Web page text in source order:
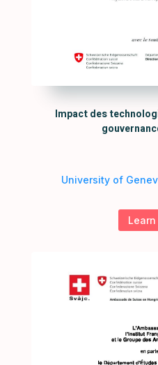
Impact des
University of
Learn